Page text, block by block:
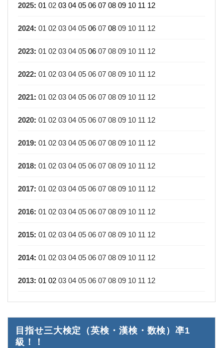
2025: 01 02 03 04 05 06 07 08 09 10 11 12
2024: 01 02 03 04 05 06 07 08 09 10 11 12
2023: 01 02 03 04 05 06 07 08 09 10 11 12
2022: 01 02 03 04 05 06 07 08 09 10 11 12
2021: 01 02 03 04 05 06 07 08 09 10 11 12
2020: 01 02 03 04 05 06 07 08 09 10 11 12
2019: 01 02 03 04 05 06 07 08 09 10 11 12
2018: 01 02 03 04 05 06 07 08 09 10 11 12
2017: 01 02 03 04 05 06 07 08 09 10 11 12
2016: 01 02 03 04 05 06 07 08 09 10 11 12
2015: 01 02 03 04 05 06 07 08 09 10 11 12
2014: 01 02 03 04 05 06 07 08 09 10 11 12
2013: 01 02 03 04 05 06 07 08 09 10 11 12
目指せ三大検定（英検・漢検・数検）凖1
級！！